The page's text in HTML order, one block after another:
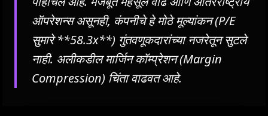
ऑपरेशन्स असूनही, कंपनीचे हे मोठे मूल्यांकन (P/E
सुमारे **58.3x**) गुंतवणूकदारांच्या नजरेतून सुटले
नाही. अलीकडील मार्जिन कॉम्प्रेशन (Margin
Compression) चिंता वाढवत आहे.